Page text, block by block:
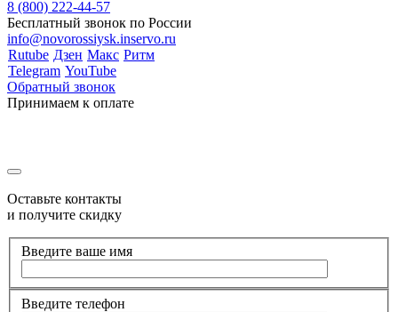
8 (800) 222-44-57
Бесплатный звонок по России
info@novorossiysk.inservo.ru
Rutube Дзен Макс Ритм
Telegram YouTube
Обратный звонок
Принимаем к оплате
Оставьте контакты
и получите скидку
Введите ваше имя
Введите телефон